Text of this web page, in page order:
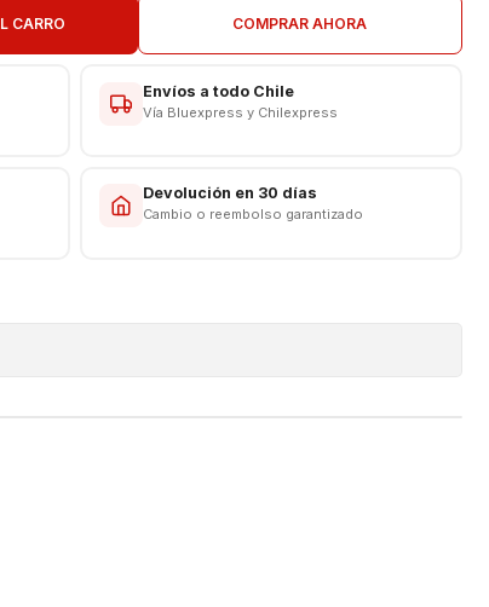
CARRO COMPRAR AHORA
Envíos a todo Chile
Vía Bluexpress y Chilexpress
Devolución en 30 días
Cambio o reembolso garantizado